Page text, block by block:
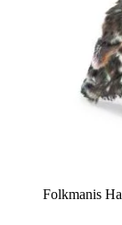
Folkmanis